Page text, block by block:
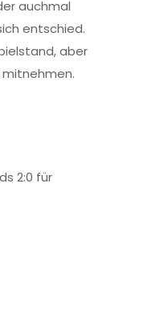
auchmal
entschied.
aber
2:0 für